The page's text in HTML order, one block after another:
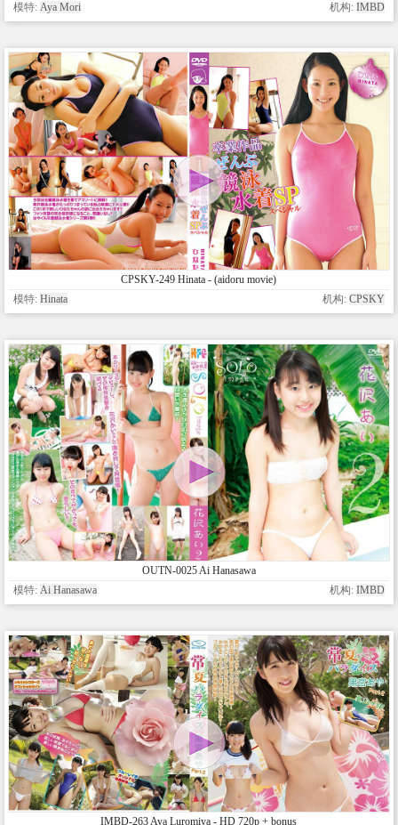
模特: Aya Mori 机构: IMBD
CPSKY-249 Hinata - (aidoru movie)
模特: Hinata 机构: CPSKY
OUTN-0025 Ai Hanasawa
模特: Ai Hanasawa 机构: IMBD
IMBD-263 Aya Luromiya - HD 720p + bonus